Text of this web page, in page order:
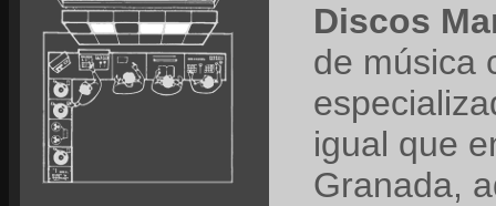
Discos
de música
igual que
Granada,